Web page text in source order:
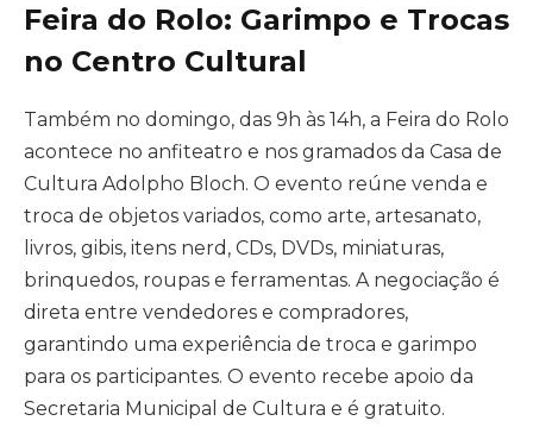
Feira do Rolo: Garimpo e Trocas
no Centro Cultural
Também no domingo, das 9h às 14h, a Feira do Rolo
acontece no anfiteatro e nos gramados da Casa de
Cultura Adolpho Bloch. O evento reúne venda e
troca de objetos variados, como arte, artesanato,
livros, gibis, itens nerd, CDs, DVDs, miniaturas,
brinquedos, roupas e ferramentas. A negociação é
direta entre vendedores e compradores,
garantindo uma experiência de troca e garimpo
para os participantes. O evento recebe apoio da
Secretaria Municipal de Cultura e é gratuito.